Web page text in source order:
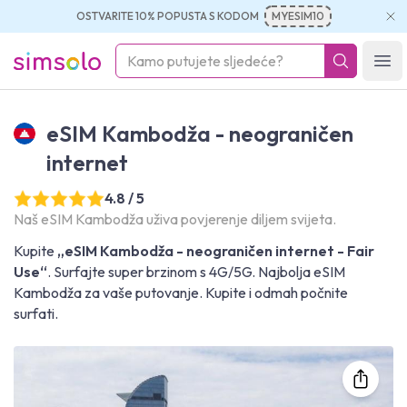
OSTVARITE 10% POPUSTA S KODOM MYESIM10
simsolo
eSIM Kambodža - neograničen
internet
4.8 / 5
Naš eSIM Kambodža uživa povjerenje diljem svijeta.
Kupite „eSIM Kambodža - neograničen internet - Fair
Use“. Surfajte super brzinom s 4G/5G. Najbolja eSIM
Kambodža za vaše putovanje. Kupite i odmah počnite
surfati.